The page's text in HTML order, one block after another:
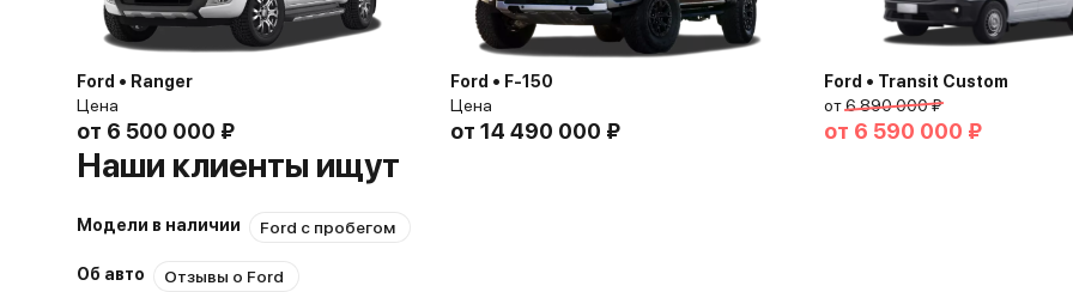
Ford • Ranger
Цена
от 6 500 000 ₽
Ford • F-150
Цена
от 14 490 000 ₽
Ford • Transit Custom
от6 890 000 ₽
от 6 590 000 ₽
Наши клиенты ищут
Модели в наличии Ford с пробегом
Об авто Отзывы о Ford